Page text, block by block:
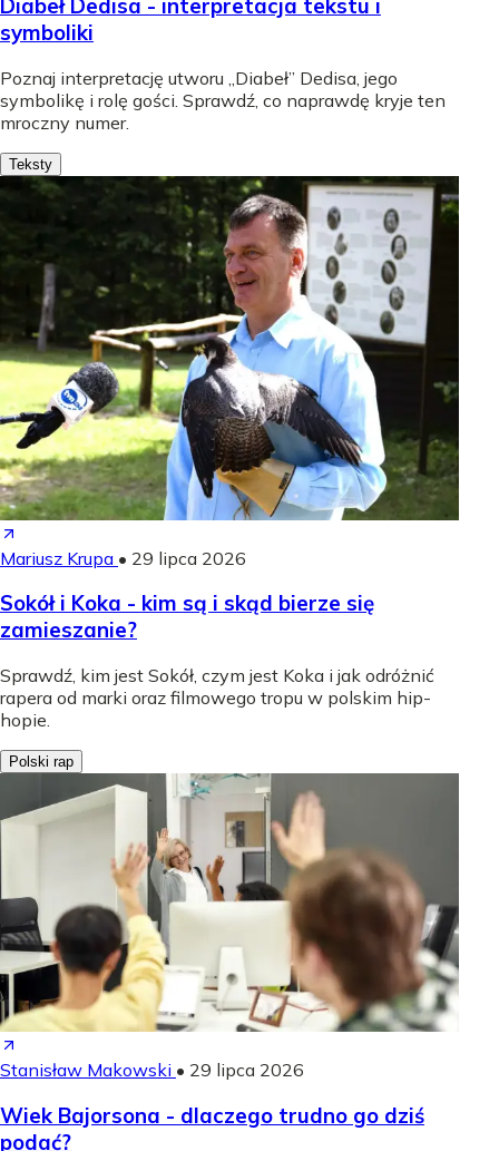
Diabeł Dedisa - interpretacja tekstu i
symboliki
Poznaj interpretację utworu „Diabeł” Dedisa, jego
symbolikę i rolę gości. Sprawdź, co naprawdę kryje ten
mroczny numer.
Teksty
Mariusz Krupa • 29 lipca 2026
Sokół i Koka - kim są i skąd bierze się
zamieszanie?
Sprawdź, kim jest Sokół, czym jest Koka i jak odróżnić
rapera od marki oraz filmowego tropu w polskim hip-
hopie.
Polski rap
Stanisław Makowski • 29 lipca 2026
Wiek Bajorsona - dlaczego trudno go dziś
podać?